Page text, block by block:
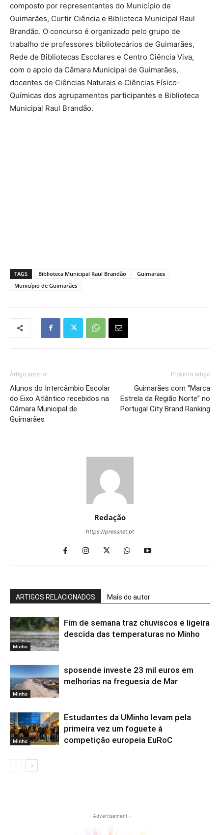
composto por representantes do Município de
Guimarães, Curtir Ciência e Biblioteca Municipal Raul
Brandão. O concurso é organizado pelo grupo de
trabalho de professores bibliotecários de Guimarães,
Rede de Bibliotecas Escolares e Centro Ciência Viva,
com o apoio da Câmara Municipal de Guimarães,
docentes de Ciências Naturais e Ciências Físico-
Químicas dos agrupamentos participantes e Biblioteca
Municipal Raul Brandão.
TAGS Biblioteca Municipal Raul Brandão
Guimaraes
Município de Guimarães
Artigo anterior
Alunos do Intercâmbio Escolar
do Eixo Atlântico recebidos na
Câmara Municipal de
Guimarães
Próximo artigo
Guimarães com “Marca
Estrela da Região Norte” no
Portugal City Brand Ranking
Redação
https://pressnet.pt
ARTIGOS RELACIONADOS Mais do autor
Minho
Fim de semana traz chuviscos e ligeira
descida das temperaturas no Minho
Minho
sposende investe 23 mil euros em
melhorias na freguesia de Mar
Minho
Estudantes da UMinho levam pela
primeira vez um foguete à
competição europeia EuRoC
- Advertisement -